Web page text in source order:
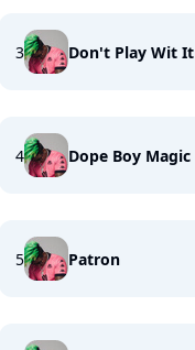
3 Don't Play Wit It
4 Dope Boy Magic
5 Patron